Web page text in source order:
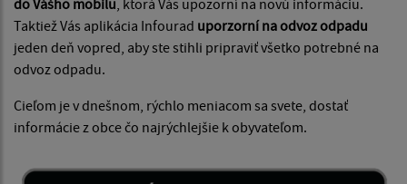
Taktiež Vás aplikácia Infourad uporzorní na odvoz odpadu
jeden deň vopred, aby ste stihli pripraviť všetko potrebné na
odvoz odpadu.
Cieľom je v dnešnom, rýchlo meniacom sa svete, dostať
informácie z obce čo najrýchlejšie k obyvateľom.